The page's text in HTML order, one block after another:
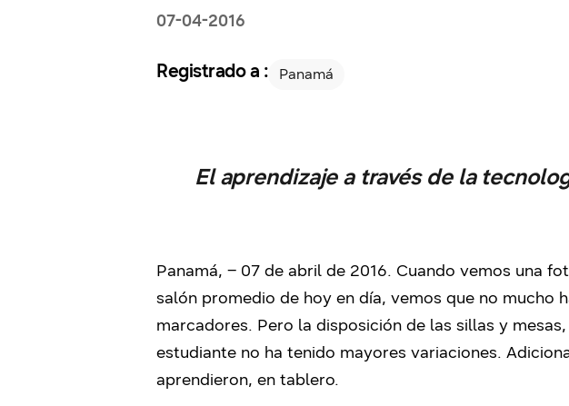
07-04-2016
Registrado a : Panamá
El aprendizaje a través de la
Panamá, – 07 de abril de 2016. Cuando vemos una
salón promedio de hoy en día, vemos que no mucho
marcadores. Pero la disposición de las sillas y
estudiante no ha tenido mayores variaciones.
aprendieron, en tablero.